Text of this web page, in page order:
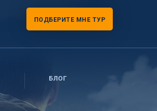
ПОДБЕРИТЕ МНЕ ТУР
БЛОГ